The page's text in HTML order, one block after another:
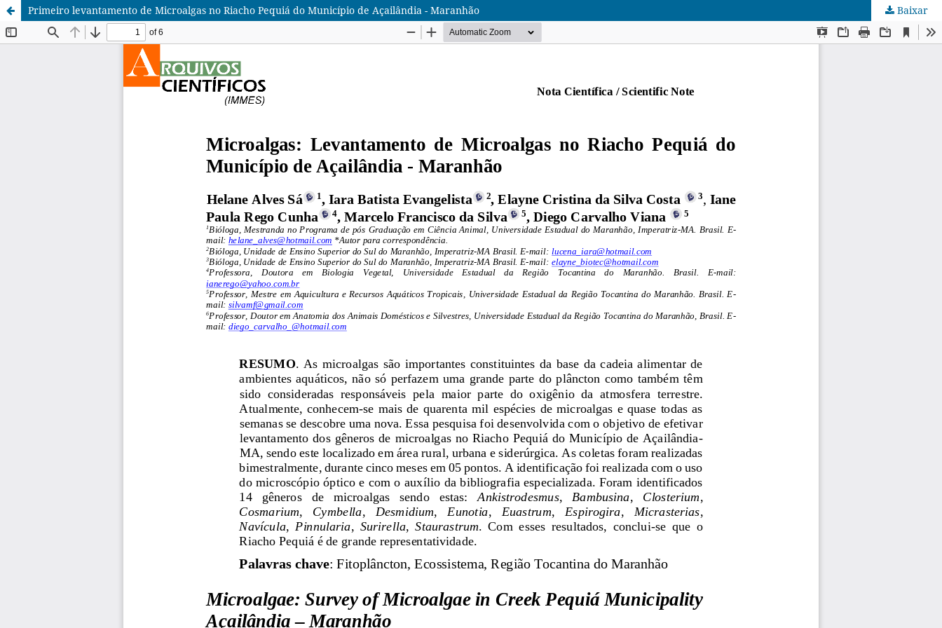
Primeiro levantamento de Microalgas no Riacho Pequiá do Município de Açailândia - Maranhão Baixar